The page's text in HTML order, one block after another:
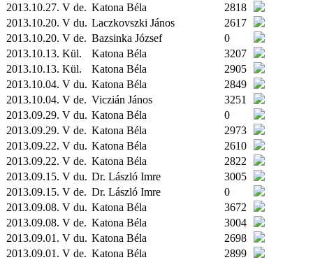
2013.10.27. V de. Katona Béla
2818
2013.10.20. V du. Laczkovszki János
2617
2013.10.20. V de. Bazsinka József
0
2013.10.13. Kül. Katona Béla
3207
2013.10.13. Kül. Katona Béla
2905
2013.10.04. V du. Katona Béla
2849
2013.10.04. V de. Viczián János
3251
2013.09.29. V du. Katona Béla
0
2013.09.29. V de. Katona Béla
2973
2013.09.22. V du. Katona Béla
2610
2013.09.22. V de. Katona Béla
2822
2013.09.15. V du. Dr. László Imre
3005
2013.09.15. V de. Dr. László Imre
0
2013.09.08. V du. Katona Béla
3672
2013.09.08. V de. Katona Béla
3004
2013.09.01. V du. Katona Béla
2698
2013.09.01. V de. Katona Béla
2899